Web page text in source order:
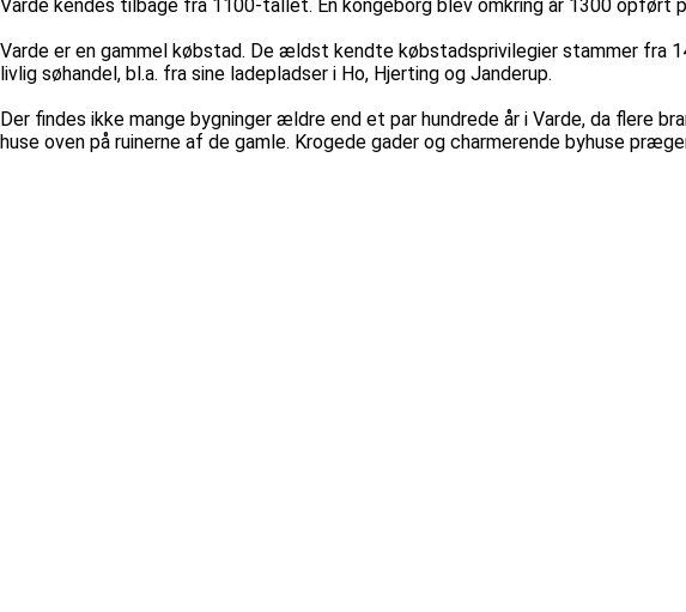
Varde kendes tilbage fra 1100-tallet. En kongeborg blev omkring år 1300 opført
Varde er en gammel købstad. De ældst kendte købstadsprivilegier stammer fra
livlig søhandel, bl.a. fra sine ladepladser i Ho, Hjerting og Janderup.
Der findes ikke mange bygninger ældre end et par hundrede år i Varde, da flere
huse oven på ruinerne af de gamle. Krogede gader og charmerende byhuse